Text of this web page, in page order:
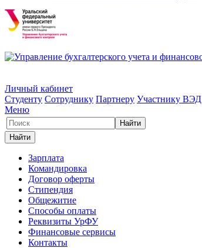
Личный кабинет
Студенту Сотруднику Партнеру Участнику ВЭД
Меню
Зарплата
Командировка
Договор оферты
Стипендия
Общежитие
Способы оплаты
Реквизиты УрФУ
Финансовые сервисы
Контакты